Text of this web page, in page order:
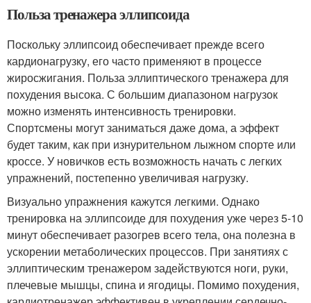
Польза тренажера эллипсоида
Поскольку эллипсоид обеспечивает прежде всего
кардионагрузку, его часто применяют в процессе
жиросжигания. Польза эллиптического тренажера для
похудения высока. С большим диапазоном нагрузок
можно изменять интенсивность тренировки.
Спортсмены могут заниматься даже дома, а эффект
будет таким, как при изнурительном лыжном спорте или
кроссе. У новичков есть возможность начать с легких
упражнений, постепенно увеличивая нагрузку.
Визуально упражнения кажутся легкими. Однако
тренировка на эллипсоиде для похудения уже через 5-10
минут обеспечивает разогрев всего тела, она полезна в
ускорении метаболических процессов. При занятиях с
эллиптическим тренажером задействуются ноги, руки,
плечевые мышцы, спина и ягодицы. Помимо похудения,